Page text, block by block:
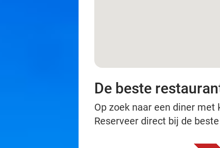
De beste
Op zoek naar een diner
Reserveer direct bij de